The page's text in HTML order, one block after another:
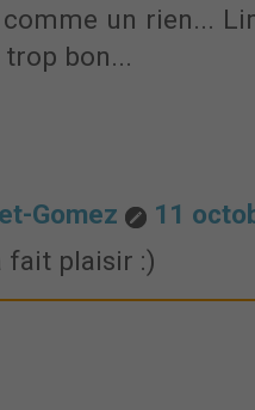
un rien...
bon...
Gomez
11
fait plaisir :)